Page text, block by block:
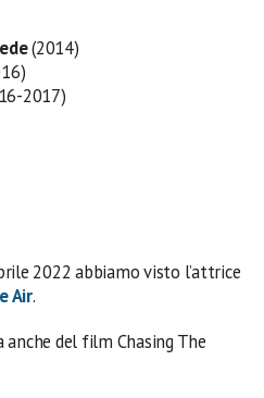
(2014)
2017)
2022 abbiamo visto l’attrice
Air.
del film Chasing The